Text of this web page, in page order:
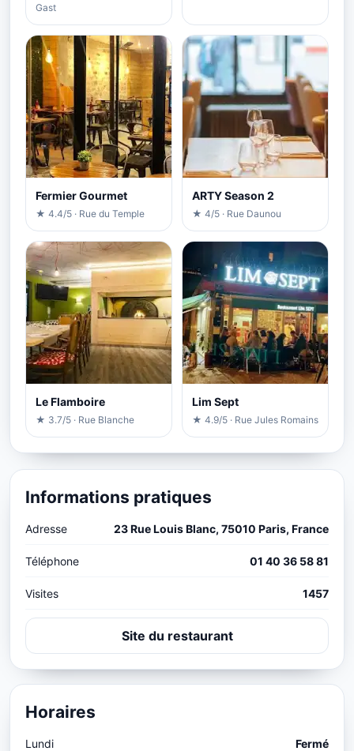
Gast
Fermier Gourmet
★ 4.4/5 · Rue du Temple
ARTY Season 2
★ 4/5 · Rue Daunou
Le Flamboire
★ 3.7/5 · Rue Blanche
Lim Sept
★ 4.9/5 · Rue Jules Romains
Informations pratiques
Adresse 23 Rue Louis Blanc, 75010 Paris, France
Téléphone 01 40 36 58 81
Visites 1457
Site du restaurant
Horaires
Lundi Fermé